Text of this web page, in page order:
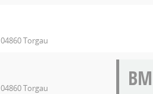
Torgau
Torgau
BM